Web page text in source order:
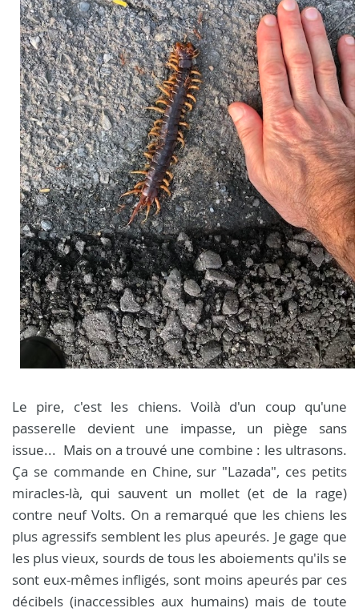
Le pire, c'est les chiens. Voilà d'un coup qu'une
passerelle devient une impasse, un piège sans
issue... Mais on a trouvé une combine : les ultrasons.
Ça se commande en Chine, sur "Lazada", ces petits
miracles-là, qui sauvent un mollet (et de la rage)
contre neuf Volts. On a remarqué que les chiens les
plus agressifs semblent les plus apeurés. Je gage que
les plus vieux, sourds de tous les aboiements qu'ils se
sont eux-mêmes infligés, sont moins apeurés par ces
décibels (inaccessibles aux humains) mais de toute